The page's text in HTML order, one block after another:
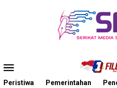
Mobile
Peristiwa Pemerintahan